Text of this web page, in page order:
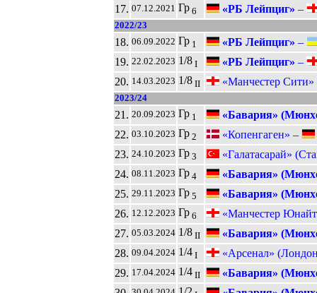
17. 07.12.2021 Гр 6 «РБ Лейпциг» –
2022/23
18. 06.09.2022 Гр 1 «РБ Лейпциг» –
19. 22.02.2023 1/8 I «РБ Лейпциг» –
20. 14.03.2023 1/8 II «Манчестер
2023/24
21. 20.09.2023 Гр 1
«Бавария»
22. 03.10.2023 Гр 2 «Копенгаген» –
23. 24.10.2023 Гр 3
«Галатасарай»
24. 08.11.2023 Гр 4
«Бавария»
25. 29.11.2023 Гр 5
«Бавария»
26. 12.12.2023 Гр 6
«Манчестер
27. 05.03.2024 1/8 II
«Бавария»
28. 09.04.2024 1/4 I
«Арсенал»
29. 17.04.2024 1/4 II
«Бавария»